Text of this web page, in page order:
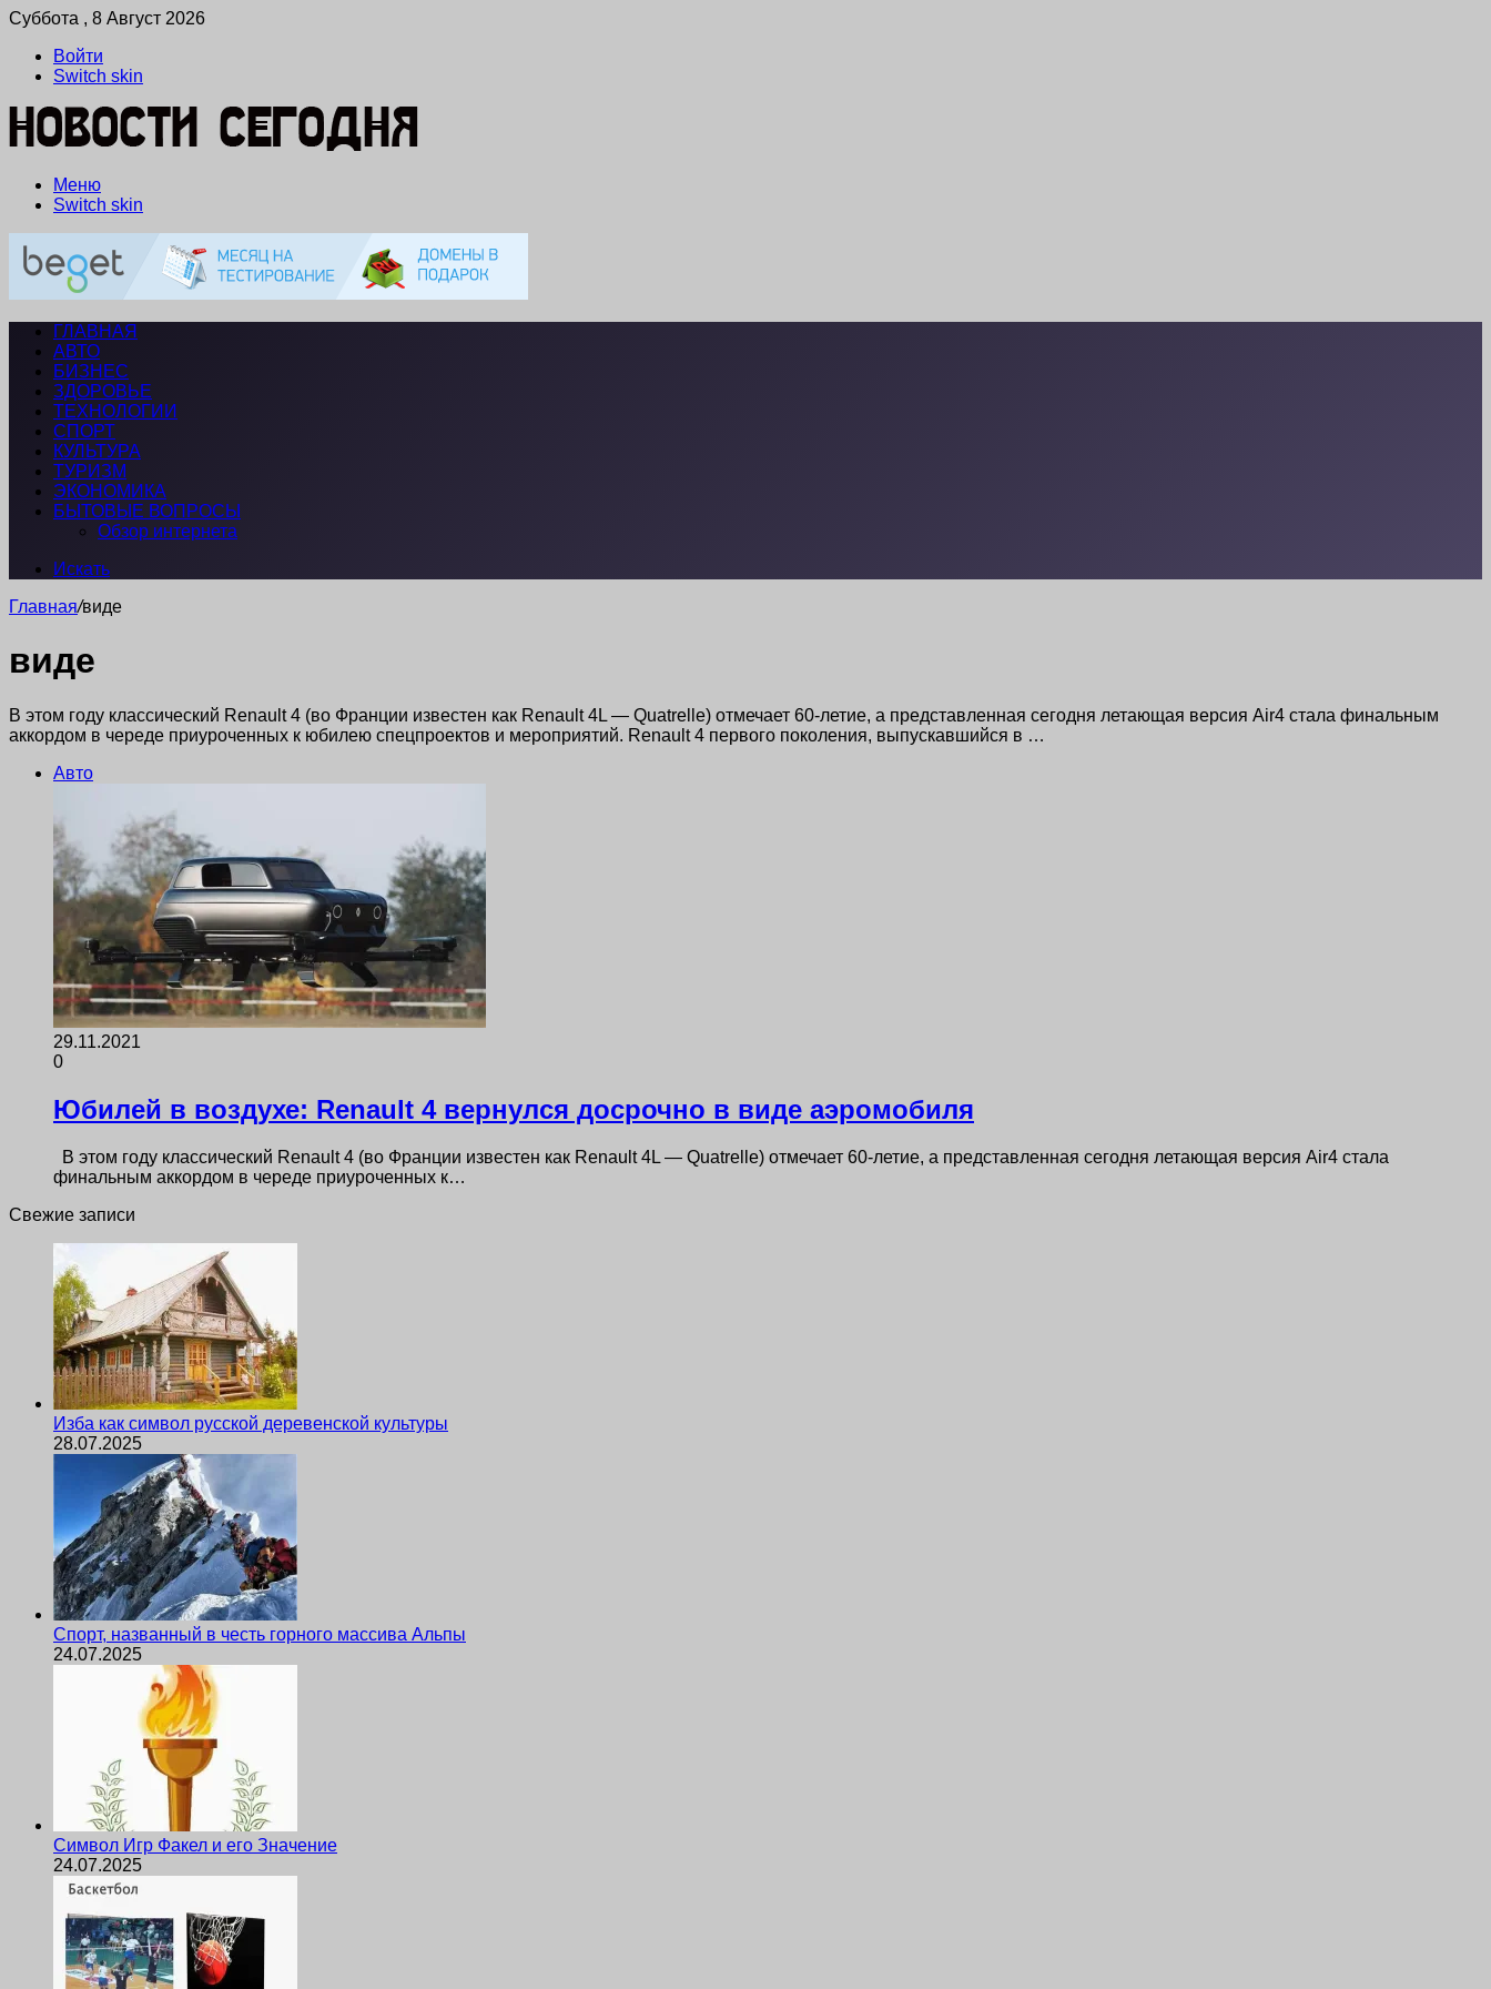
Суббота , 8 Август 2026
Войти
Switch skin
Меню
Switch skin
ГЛАВНАЯ
АВТО
БИЗНЕС
ЗДОРОВЬЕ
ТЕХНОЛОГИИ
СПОРТ
КУЛЬТУРА
ТУРИЗМ
ЭКОНОМИКА
БЫТОВЫЕ ВОПРОСЫ
Обзор интернета
Искать
Главная/виде
виде
В этом году классический Renault 4 (во Франции известен как Renault 4L — Quatrelle) отмечает 60-летие, а представленная сегодня летающая версия Air4 стала финальным
аккордом в череде приуроченных к юбилею спецпроектов и мероприятий. Renault 4 первого поколения, выпускавшийся в …
Авто
29.11.2021
0
Юбилей в воздухе: Renault 4 вернулся досрочно в виде аэромобиля
В этом году классический Renault 4 (во Франции известен как Renault 4L — Quatrelle) отмечает 60-летие, а представленная сегодня летающая версия Air4 стала
финальным аккордом в череде приуроченных к…
Свежие записи
Изба как символ русской деревенской культуры
28.07.2025
Спорт, названный в честь горного массива Альпы
24.07.2025
Символ Игр Факел и его Значение
24.07.2025